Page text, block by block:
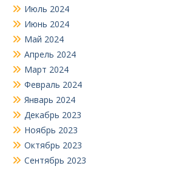
Июль 2024
Июнь 2024
Май 2024
Апрель 2024
Март 2024
Февраль 2024
Январь 2024
Декабрь 2023
Ноябрь 2023
Октябрь 2023
Сентябрь 2023